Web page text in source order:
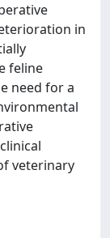
in
feline
need for a
veterinary